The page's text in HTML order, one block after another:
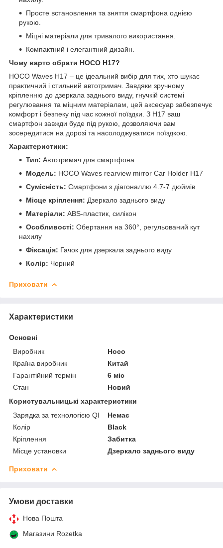
Просте встановлення та зняття смартфона однією
рукою.
Міцні матеріали для тривалого використання.
Компактний і елегантний дизайн.
Чому варто обрати HOCO H17?
HOCO Waves H17 – це ідеальний вибір для тих, хто шукає
практичний і стильний автотримач. Завдяки зручному
кріпленню до дзеркала заднього виду, гнучкій системі
регулювання та міцним матеріалам, цей аксесуар забезпечує
комфорт і безпеку під час кожної поїздки. З H17 ваш
смартфон завжди буде під рукою, дозволяючи вам
зосередитися на дорозі та насолоджуватися поїздкою.
Характеристики:
Тип: Автотримач для смартфона
Модель: HOCO Waves rearview mirror Car Holder H17
Сумісність: Смартфони з діагоналлю 4.7-7 дюймів
Місце кріплення: Дзеркало заднього виду
Матеріали: ABS-пластик, силікон
Особливості: Обертання на 360°, регульований кут
нахилу
Фіксація: Гачок для дзеркала заднього виду
Колір: Чорний
Приховати
Характеристики
Основні
Виробник
Hoco
Країна виробник
Китай
Гарантійний термін
6 міс
Стан
Новий
Користувальницькі характеристики
Зарядка за технологією QI
Немає
Колір
Black
Кріплення
Забитка
Місце установки
Дзеркало заднього виду
Приховати
Умови доставки
Нова Пошта
Магазини Rozetka